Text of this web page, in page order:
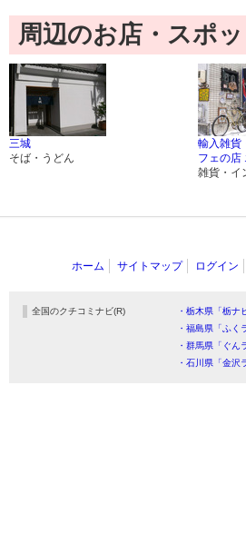
周辺のお店・スポッ
三城
そば・うどん
輸入雑貨
フェの店
雑貨・イ
ホーム サイトマップ ログイン
全国のクチコミナビ(R) ・栃木県「栃ナ
・福島県「ふく
・群馬県「ぐん
・石川県「金沢